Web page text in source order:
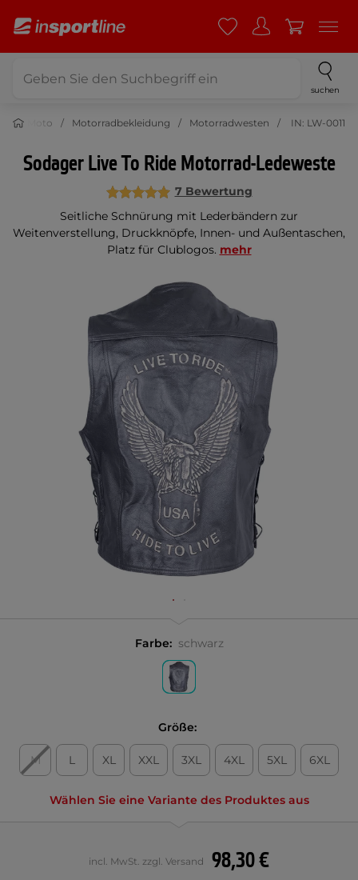
suchen
Moto Motorradbekleidung Motorradwesten IN: LW-0011
Sodager Live To Ride Motorrad-Ledeweste
7 Bewertung
Seitliche Schnürung mit Lederbändern zur
Weitenverstellung, Druckknöpfe, Innen- und Außentaschen,
Platz für Clublogos. mehr
Farbe: schwarz
Größe:
M L XL XXL 3XL 4XL 5XL 6XL
Wählen Sie eine Variante des Produktes aus
98,30 €
incl. MwSt. zzgl. Versand